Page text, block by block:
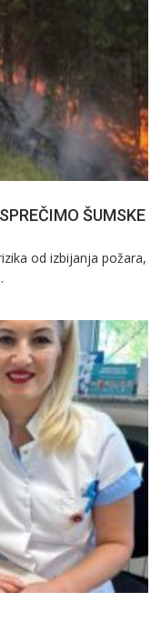
ŠUMSKE
od izbijanja požara,